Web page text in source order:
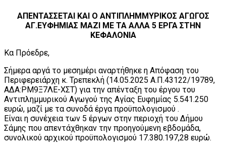
ΑΠΕΝΤΑΣΣΕΤΑΙ ΚΑΙ Ο ΑΝΤΙΠΛΗΜΜΥΡΙΚΟΣ ΑΓΩΓΟΣ
ΑΓ.ΕΥΦΗΜΙΑΣ ΜΑΖΙ ΜΕ ΤΑ ΑΛΛΑ 5 ΕΡΓΑ ΣΤΗΝ
ΚΕΦΑΛΟΝΙΑ
Κα Πρόεδρε,
Σήμερα αργά το μεσημέρι αναρτήθηκε η Απόφαση του
Περιφερειάρχη κ. Τρεπεκλή (14.05.2025 Α.Π.43122/19789,
ΑΔΑ:ΡΜ9Ξ7ΛΕ-ΧΣΤ) για την απένταξη του έργου του
Αντιπλημμυρικού Αγωγού της Αγίας Ευφημίας 5.541.250
ευρώ, μαζί με τα συνοδά έργα προϋπολογισμού .
Είναι η συνέχεια των 5 έργων στην περιοχή του Δήμου
Σάμης που απεντάχθηκαν την προηγούμενη εβδομάδα,
συνολικού αρχικού προϋπολογισμού 17.380.197,28 ευρώ.